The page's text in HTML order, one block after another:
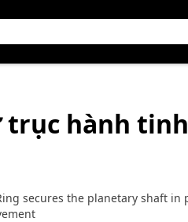
trục hành
secures the planetary shaft